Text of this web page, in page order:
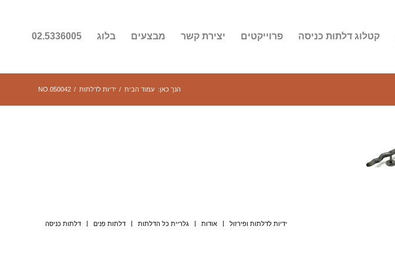
קטלוג דלתות כניסה פרוייקטים יצירת קשר מבצעים בלוג 02.5336005
הנך כאן: עמוד הבית / ידיות לדלתות /
NO.050042
ידיות לדלתות ופירזול אודות גלריית כל הדלתות דלתות פנים דלתות כניסה